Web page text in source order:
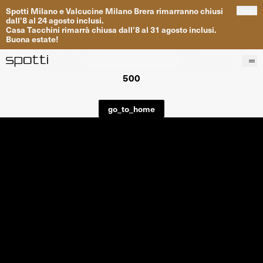
Spotti MilanoeValcucine Milano Brera rimarrannochiusi
dall'8al 24agosto inclusi.
Casa Tacchini rimarrà chiusa dall'8al 31 agosto inclusi.
Buona estate!
Progetti
500
go_to_home